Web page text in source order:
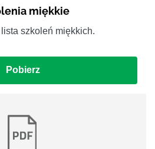
miękkie
szkoleń miękkich.
Pobierz